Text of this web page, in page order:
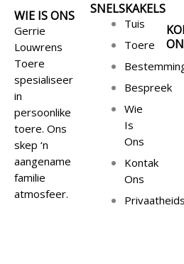
WIE IS ONS
Gerrie
Louwrens
Toere
spesialiseer
in
persoonlike
toere. Ons
skep ‘n
aangename
familie
atmosfeer.
SNELSKAKELS
Tuis
Toere
Bespreek
Wie
Is
Ons
Kontak
Ons